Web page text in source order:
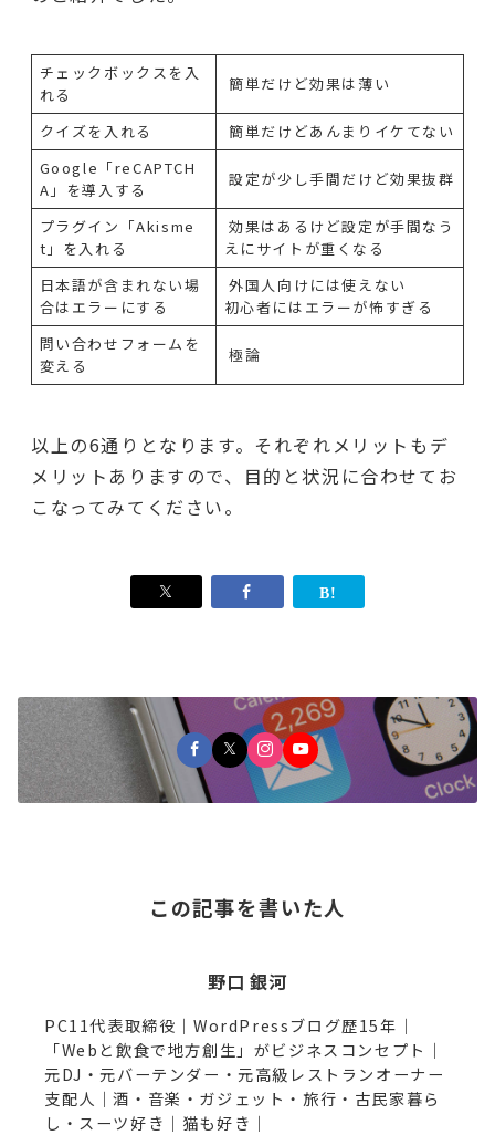
チェックボックスを入
れる
簡単だけど効果は薄い
クイズを入れる
簡単だけどあんまりイケてない
Google「reCAPTCH
A」を導入する
設定が少し手間だけど効果抜群
プラグイン「Akisme
t」を入れる
効果はあるけど設定が手間なう
えにサイトが重くなる
日本語が含まれない場
合はエラーにする
外国人向けには使えない
初心者にはエラーが怖すぎる
問い合わせフォームを
変える
極論
以上の6通りとなります。それぞれメリットもデ
メリットありますので、目的と状況に合わせてお
こなってみてください。
この記事を書いた人
野口 銀河
PC11代表取締役｜WordPressブログ歴15年｜
「Webと飲食で地方創生」がビジネスコンセプト｜
元DJ・元バーテンダー・元高級レストランオーナー
支配人｜酒・音楽・ガジェット・旅行・古民家暮ら
し・スーツ好き｜猫も好き｜